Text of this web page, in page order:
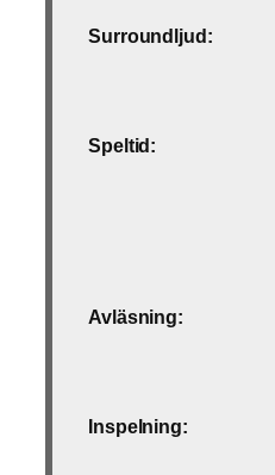
Surroundljud:
Speltid:
Avläsning:
Inspelning: